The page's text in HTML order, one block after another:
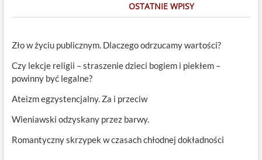
OSTATNIE WPISY
Zło w życiu publicznym. Dlaczego odrzucamy wartości?
Czy lekcje religii – straszenie dzieci bogiem i piekłem –
powinny być legalne?
Ateizm egzystencjalny. Za i przeciw
Wieniawski odzyskany przez barwy.
Romantyczny skrzypek w czasach chłodnej dokładności